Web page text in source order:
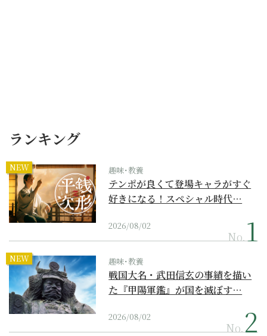
ランキング
NEW 趣味･教養
テンポが良くて登場キャラがすぐ
好きになる！スペシャル時代…
2026/08/02
No.
NEW 趣味･教養
戦国大名・武田信玄の事績を描い
た『甲陽軍鑑』が国を滅ぼす…
2026/08/02
No.